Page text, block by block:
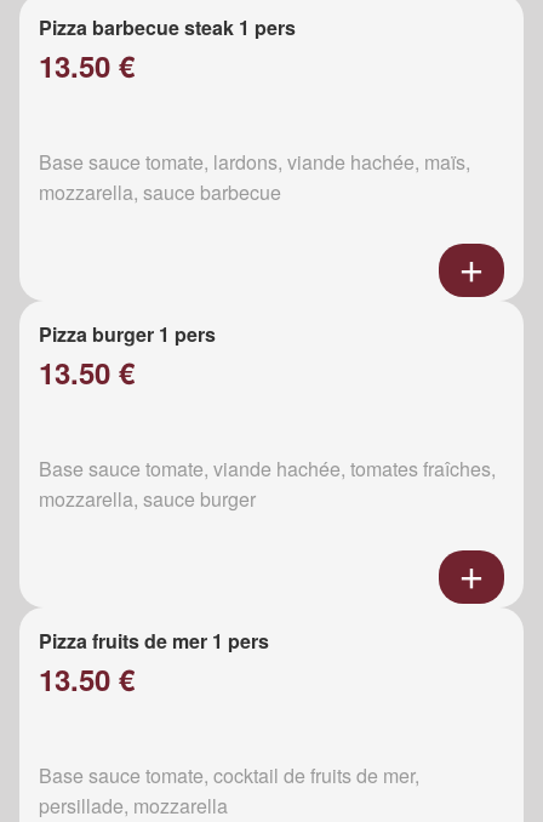
Pizza barbecue steak 1 pers
13.50 €
Base sauce tomate, lardons, viande hachée, maïs,
mozzarella, sauce barbecue
Pizza burger 1 pers
13.50 €
Base sauce tomate, viande hachée, tomates fraîches,
mozzarella, sauce burger
Pizza fruits de mer 1 pers
13.50 €
Base sauce tomate, cocktail de fruits de mer,
persillade, mozzarella